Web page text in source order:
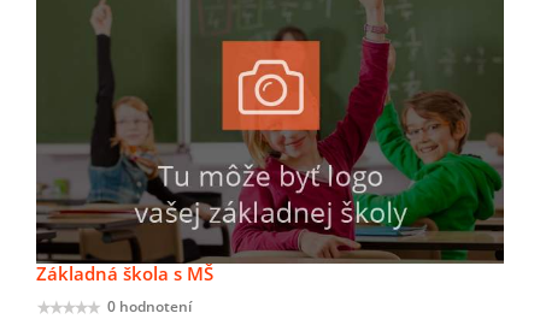
Základná škola s MŠ
0 hodnotení